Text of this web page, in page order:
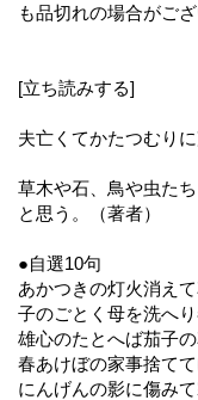
も品切れの場合がござ
[立ち読みする]
夫亡くてかたつむり
草木や石、鳥や虫た
と思う。（著者）
●自選10句
あかつきの灯火消え
子のごとく母を洗へ
雄心のたとへば茄子
春あけぼの家事捨て
にんげんの影に傷み